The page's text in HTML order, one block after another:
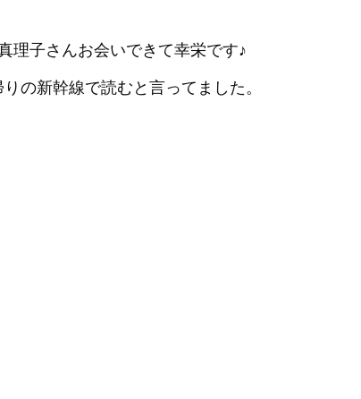
理子さんお会いできて幸栄です♪
の新幹線で読むと言ってました。